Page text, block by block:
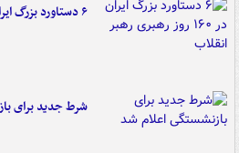
۶ دستاورد بزرگ ایران در ۱۶۰ روز رهبری رهبر انقلاب
شرط جدید برای